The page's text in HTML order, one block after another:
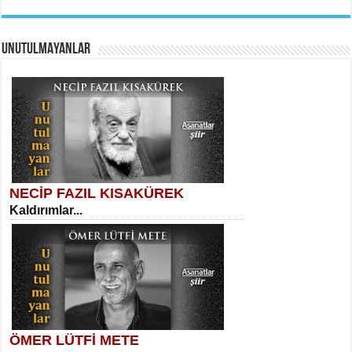
AHMET URFALI
Tahlil Denemesi...
SELAHATTİN YILDIZ
İnsanın Zindanı...
Sibel Orhan
İki Kırık Boşluk...
Meral Yağmur
Eski Bir Şiir...
UNUTULMAYANLAR
NECİP FAZIL KISAKÜREK
Kaldırımlar...
ÖMER LÜTFİ METE